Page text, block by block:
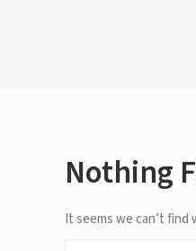
Nothing
It seems we can’t find